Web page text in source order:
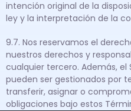
intención original de la
ley y la interpretación de la
9.7. Nos reservamos el
nuestros derechos y
cualquier tercero. Además, el
pueden ser gestionados por
transferir, asignar o
obligaciones bajo estos